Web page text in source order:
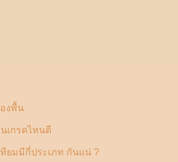
งพื้น
เกรดไหนดี
ยมมีกี่ประเภท กันแน่ ?